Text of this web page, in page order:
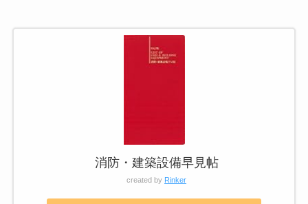
消防・建築設備早見帖
created by Rinker